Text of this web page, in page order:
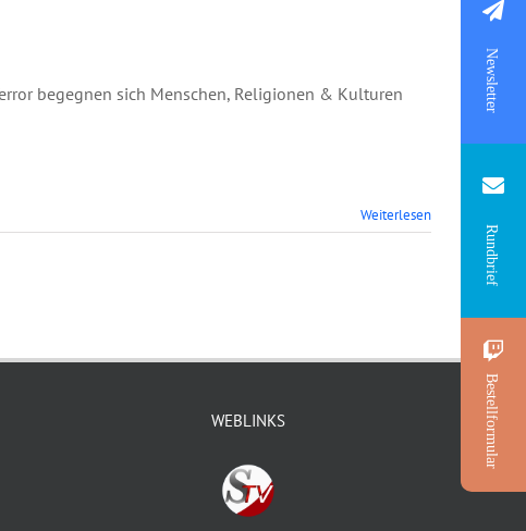
begegnen sich Menschen, Religionen & Kulturen
Weiterlesen
WEBLINKS
Newsletter
Rundbrief
Bestellformular